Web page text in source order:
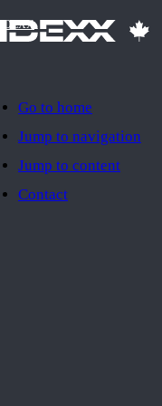
Go to home
Jump to navigation
Jump to content
Contact
IDEXX